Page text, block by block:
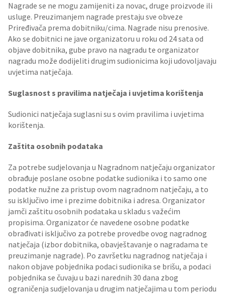
Nagrade se ne mogu zamijeniti za novac, druge proizvode ili
usluge. Preuzimanjem nagrade prestaju sve obveze
Priređivača prema dobitniku/cima. Nagrade nisu prenosive.
Ako se dobitnici ne jave organizatoru u roku od 24 sata od
objave dobitnika, gube pravo na nagradu te organizator
nagradu može dodijeliti drugim sudionicima koji udovoljavaju
uvjetima natječaja.
Suglasnost s pravilima natječaja i uvjetima korištenja
Sudionici natječaja suglasni su s ovim pravilima i uvjetima
korištenja.
Zaštita osobnih podataka
Za potrebe sudjelovanja u Nagradnom natječaju organizator
obrađuje poslane osobne podatke sudionika i to samo one
podatke nužne za pristup ovom nagradnom natječaju, a to
su isključivo ime i prezime dobitnika i adresa. Organizator
jamči zaštitu osobnih podataka u skladu s važećim
propisima. Organizator će navedene osobne podatke
obrađivati isključivo za potrebe provedbe ovog nagradnog
natječaja (izbor dobitnika, obavještavanje o nagradama te
preuzimanje nagrade). Po završetku nagradnog natječaja i
nakon objave pobjednika podaci sudionika se brišu, a podaci
pobjednika se čuvaju u bazi narednih 30 dana zbog
ograničenja sudjelovanja u drugim natječajima u tom periodu